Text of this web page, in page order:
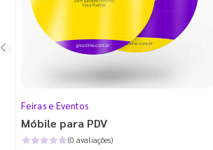
Feiras e Eventos
Móbile para PDV
(0 avaliações)